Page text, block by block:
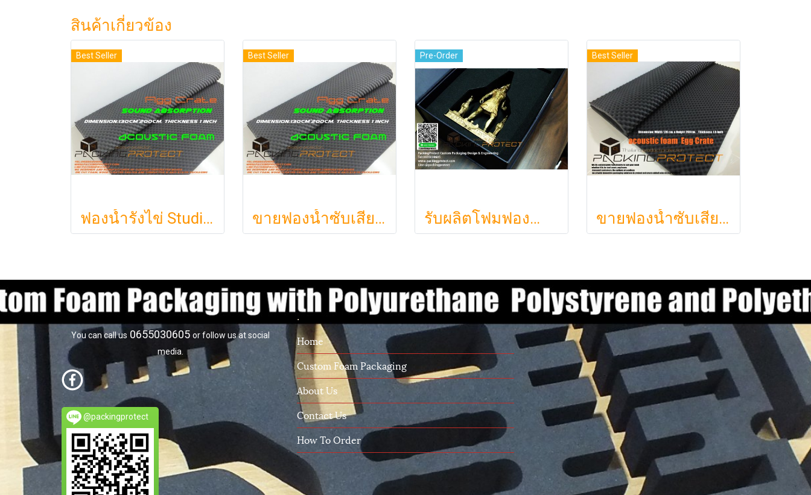
สินค้าเกี่ยวข้อง
Best Seller
ฟองน้ำรังไข่ Studiofoam แผ่นซับเสียงห้อง แผ่นซับเสียงรังไข่ แผ่นซับเสียงรังไข่ Acoustic foam สีเทาดำขนาดใหญ่ 125*200ซม.หนา1นิ้วราคา290บาท
Best Seller
ขายฟองน้ำซับเสียง ฟองน้ำรังไข่ แผ่นซับเสียงห้อง ราคาถูกฟองน้ำรังไข่ แผ่นซับเสียงรังไข่ แผ่นซับเสียงรังไข่ Acoustic foam สีเ
Pre-Order
รับผลิตโฟมฟองน้ำกันกระแทกรับออกแบบบรรจุภัณฑ์โมเดล art toy ต่างๆ
Best Seller
ขายฟองน้ำซับเสียง ฟองน้ำรังไข่ แผ่นซับเสียงห้อง ราคาถูกฟองน้ำรังไข่ แผ่นซับเสียงรังไข่ แผ่นซับเสียงรังไข่ Acoustic foam สีเทาดำขนาดใหญ่ 130*200ซม.หนา1.5นิ้วราคา350บาท(copy)
You can call us 0655030605 or follow us at social
media.
@packingprotect
.
Home
Custom Foam Packaging
About Us
Contact Us
How To Order